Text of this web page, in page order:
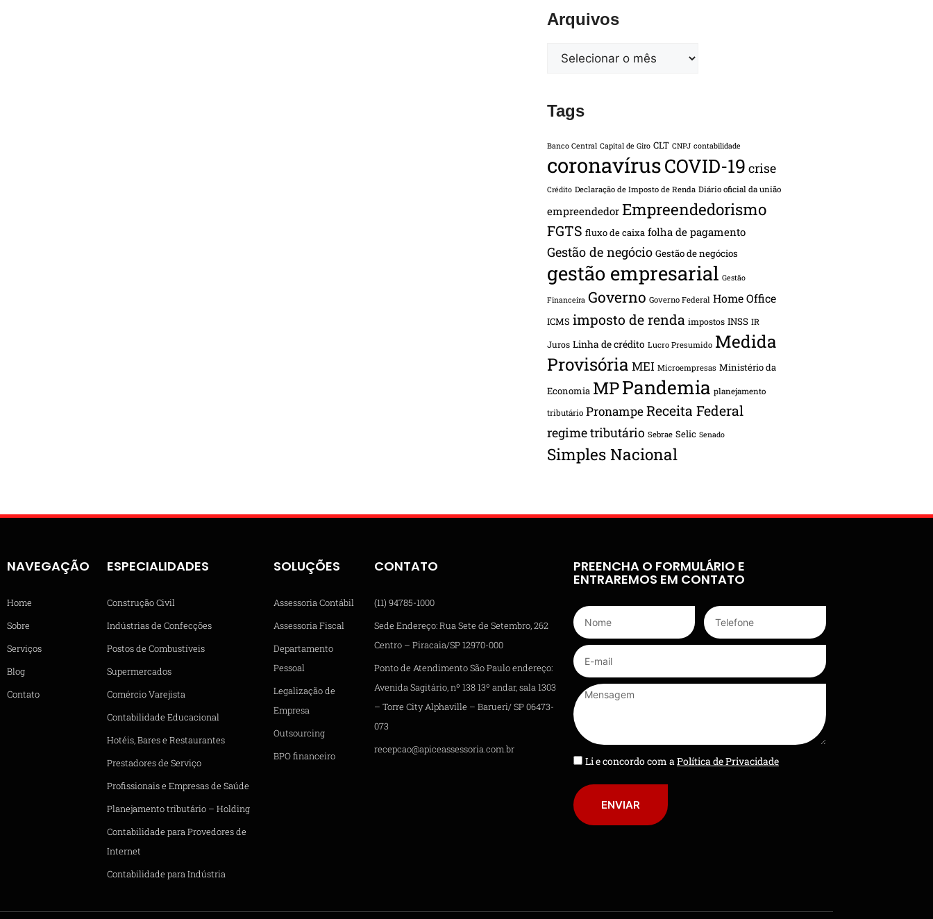
Arquivos
Tags
Banco Central Capital de Giro CLT CNPJ contabilidade
coronavírusCOVID-19 crise
Crédito Declaração de Imposto de Renda Diário oficial da união
empreendedor Empreendedorismo
FGTS fluxo de caixa folha de pagamento
Gestão de negócio Gestão de negócios
gestão empresarial Gestão
Financeira Governo Governo Federal Home Office
ICMS imposto de renda impostos INSS IR
Juros Linha de crédito Lucro Presumido Medida
Provisória MEI Microempresas Ministério da
Economia MPPandemia planejamento
tributário PronampeReceita Federal
regime tributário Sebrae Selic Senado
Simples Nacional
NAVEGAÇÃO
Home
Sobre
Serviços
Blog
Contato
ESPECIALIDADES
Construção Civil
Indústrias de Confecções
Postos de Combustíveis
Supermercados
Comércio Varejista
Contabilidade Educacional
Hotéis, Bares e Restaurantes
Prestadores de Serviço
Profissionais e Empresas de Saúde
Planejamento tributário – Holding
Contabilidade para Provedores de
Internet
Contabilidade para Indústria
SOLUÇÕES
Assessoria Contábil
Assessoria Fiscal
Departamento
Pessoal
Legalização de
Empresa
Outsourcing
BPO financeiro
CONTATO
(11) 94785-1000
Sede Endereço: Rua Sete de Setembro, 262
Centro – Piracaia/SP 12970-000
Ponto de Atendimento São Paulo endereço:
Avenida Sagitário, nº 138 13º andar, sala 1303
– Torre City Alphaville – Barueri/ SP 06473-
073
recepcao@apiceassessoria.com.br
PREENCHA O FORMULÁRIO E
ENTRAREMOS EM CONTATO
Li e concordo com aPolítica de Privacidade
ENVIAR